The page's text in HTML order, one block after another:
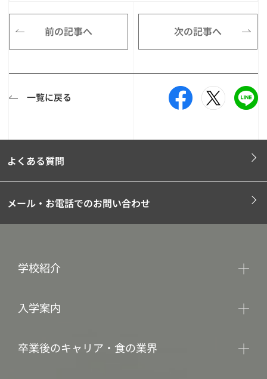
前の記事へ 次の記事へ
一覧に戻る
よくある質問
メール・お電話でのお問い合わせ
学校紹介
入学案内
卒業後のキャリア・食の業界